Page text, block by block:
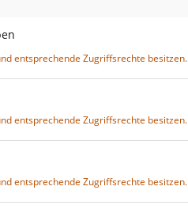
entsprechende Zugriffsrechte besitzen.
entsprechende Zugriffsrechte besitzen.
entsprechende Zugriffsrechte besitzen.